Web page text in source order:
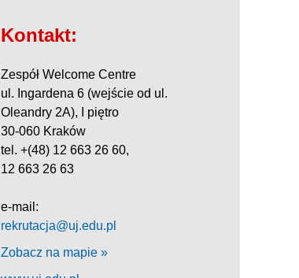
Kontakt:
Zespół Welcome Centre
ul. Ingardena 6 (wejście od ul.
Oleandry 2A), I piętro
30-060 Kraków
tel. +(48) 12 663 26 60,
12 663 26 63
e-mail:
rekrutacja@uj.edu.pl
Zobacz na mapie »